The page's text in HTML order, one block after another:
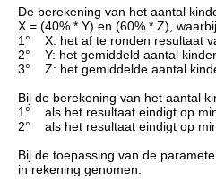
De berekening van het aantal
X = (40% * Y) en (60% * Z),
1° X: het af te ronden resultaat
2° Y: het gemiddeld aantal
3° Z: het gemiddelde aantal
Bij de berekening van het aantal
1° als het resultaat eindigt op
2° als het resultaat eindigt op
Bij de toepassing van de
in rekening genomen.